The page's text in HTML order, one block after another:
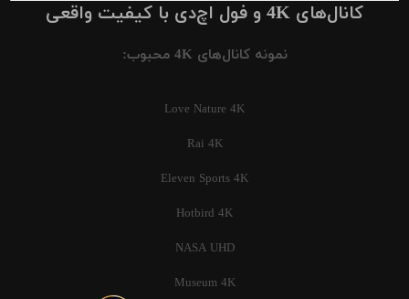
کانال‌های 4K و فول اچ‌دی با کیفیت واقعی
نمونه کانال‌های 4K محبوب:
Love Nature 4K
Rai 4K
Eleven Sports 4K
Hotbird 4K
NASA UHD
Museum 4K